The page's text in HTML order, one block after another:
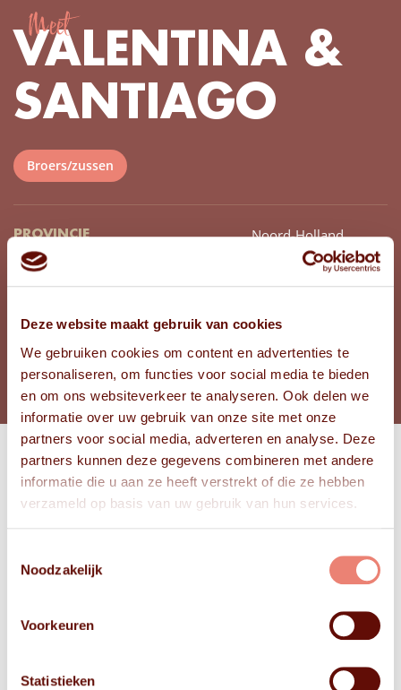
Deze website maakt gebruik van cookies
We gebruiken cookies om content en advertenties te
personaliseren, om functies voor social media te bieden
en om ons websiteverkeer te analyseren. Ook delen we
informatie over uw gebruik van onze site met onze
partners voor social media, adverteren en analyse. Deze
partners kunnen deze gegevens combineren met andere
informatie die u aan ze heeft verstrekt of die ze hebben
verzameld op basis van uw gebruik van hun services.
Noodzakelijk
Voorkeuren
Statistieken
Meet
VALENTINA &
SANTIAGO
Broers/zussen
PROVINCIE Noord-Holland
LEEFTIJD VALENTINA
12
BEKIJK FOTO'S
Bekijk
FOTO'S